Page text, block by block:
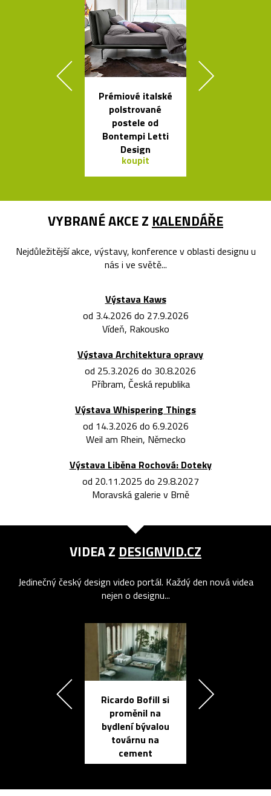
Prémiové italské
polstrované
postele od
Bontempi Letti
Design
koupit
VYBRANÉ AKCE Z KALENDÁŘE
Nejdůležitější akce, výstavy, konference v oblasti designu u
nás i ve světě...
Výstava Kaws
od 3.4.2026 do 27.9.2026
Vídeň, Rakousko
Výstava Architektura opravy
od 25.3.2026 do 30.8.2026
Příbram, Česká republika
Výstava Whispering Things
od 14.3.2026 do 6.9.2026
Weil am Rhein, Německo
Výstava Liběna Rochová: Doteky
od 20.11.2025 do 29.8.2027
Moravská galerie v Brně
VIDEA Z DESIGNVID.CZ
Jedinečný český design video portál. Každý den nová videa
nejen o designu...
Ricardo Bofill si
proměnil na
bydlení bývalou
továrnu na
cement